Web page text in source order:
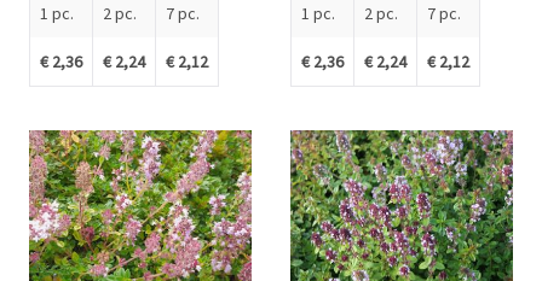
1 pc.
€ 2,36
2 pc.
€ 2,24
7 pc.
€ 2,12
1 pc.
€ 2,36
2 pc.
€ 2,24
7 pc.
€ 2,12